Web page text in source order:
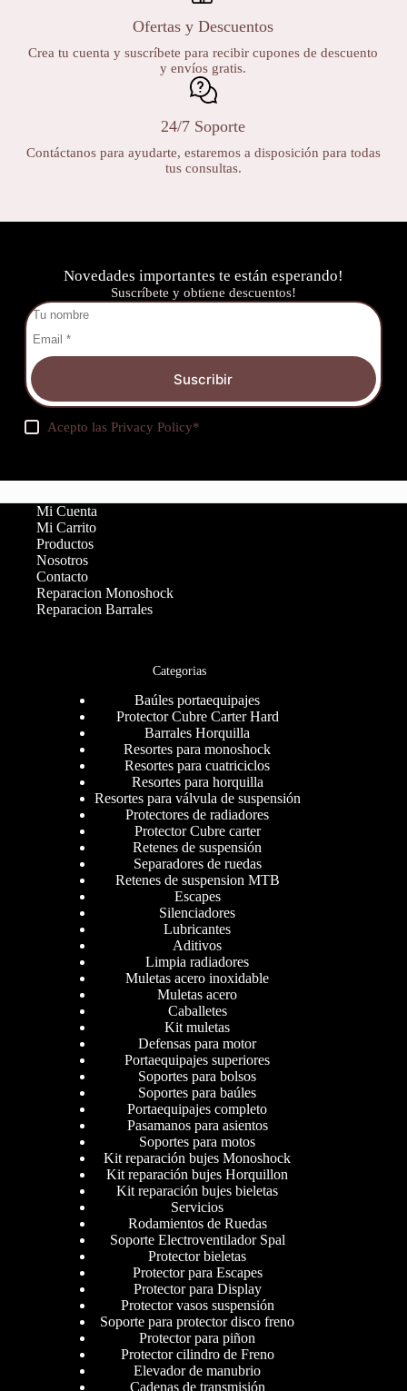
Ofertas y Descuentos
Crea tu cuenta y suscríbete para recibir cupones de descuento
y envíos gratis.
24/7 Soporte
Contáctanos para ayudarte, estaremos a disposición para todas
tus consultas.
Novedades importantes te están esperando!
Suscríbete y obtiene descuentos!
Suscribir
Acepto lasPrivacy Policy*
Mi Cuenta
Mi Carrito
Productos
Nosotros
Contacto
Reparacion Monoshock
Reparacion Barrales
Categorias
Baúles portaequipajes
Protector Cubre Carter Hard
Barrales Horquilla
Resortes para monoshock
Resortes para cuatriciclos
Resortes para horquilla
Resortes para válvula de suspensión
Protectores de radiadores
Protector Cubre carter
Retenes de suspensión
Separadores de ruedas
Retenes de suspension MTB
Escapes
Silenciadores
Lubricantes
Aditivos
Limpia radiadores
Muletas acero inoxidable
Muletas acero
Caballetes
Kit muletas
Defensas para motor
Portaequipajes superiores
Soportes para bolsos
Soportes para baúles
Portaequipajes completo
Pasamanos para asientos
Soportes para motos
Kit reparación bujes Monoshock
Kit reparación bujes Horquillon
Kit reparación bujes bieletas
Servicios
Rodamientos de Ruedas
Soporte Electroventilador Spal
Protector bieletas
Protector para Escapes
Protector para Display
Protector vasos suspensión
Soporte para protector disco freno
Protector para piñon
Protector cilindro de Freno
Elevador de manubrio
Cadenas de transmisión